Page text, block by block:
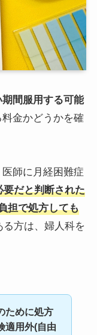
間服用する可能
金かどうかを確
師に月経困難症
要だと判断された
担で処方しても
方は、婦人科を
ために処方
適用外(自由